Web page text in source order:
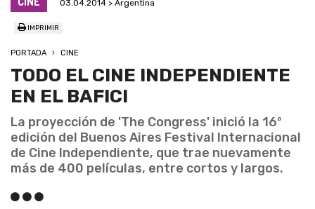
03.04.2014 > Argentina
IMPRIMIR
PORTADA CINE
TODO EL CINE INDEPENDIENTE
EN EL BAFICI
La proyección de 'The Congress' inició la 16º
edición del Buenos Aires Festival Internacional
de Cine Independiente, que trae nuevamente
más de 400 películas, entre cortos y largos.